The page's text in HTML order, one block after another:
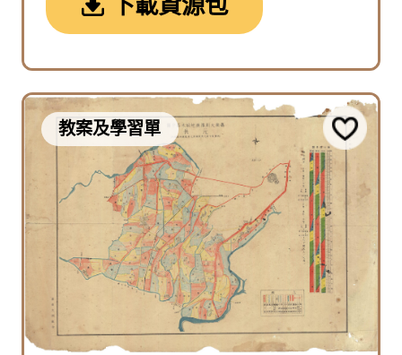
下載資源包
教案及學習單